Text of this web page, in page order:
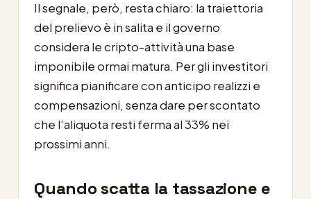
Il segnale, però, resta chiaro: la traiettoria
del prelievo è in salita e il governo
considera le cripto-attività una base
imponibile ormai matura. Per gli investitori
significa pianificare con anticipo realizzi e
compensazioni, senza dare per scontato
che l’aliquota resti ferma al 33% nei
prossimi anni.
Quando scatta la tassazione e